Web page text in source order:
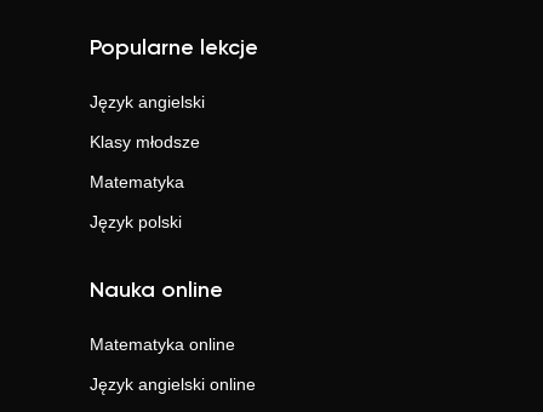
Popularne lekcje
Język angielski
Klasy młodsze
Matematyka
Język polski
Nauka online
Matematyka online
Język angielski online